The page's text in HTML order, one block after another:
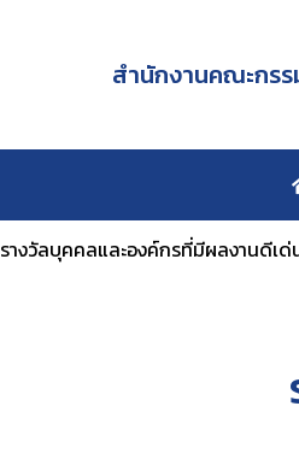
สำนักงานคณะกร
รางวัลบุคคลและองค์กรที่มีผลงานดีเ